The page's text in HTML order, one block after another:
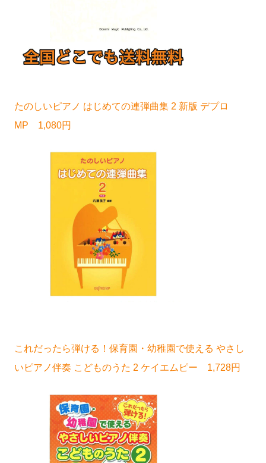
たのしいピアノ はじめての連弾曲集 2 新版 デプロ
MP 1,080円
これだったら弾ける！保育園・幼稚園で使える やさし
いピアノ伴奏 こどものうた 2 ケイエムピー 1,728円